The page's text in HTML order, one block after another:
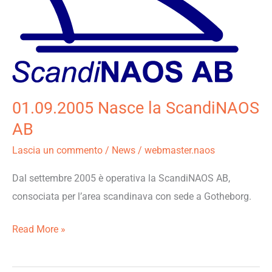
01.09.2005 Nasce la ScandiNAOS
AB
Lascia un commento / News / webmaster.naos
Dal settembre 2005 è operativa la ScandiNAOS AB,
consociata per l’area scandinava con sede a Gotheborg.
ScandiNAOS
AB
Read More »